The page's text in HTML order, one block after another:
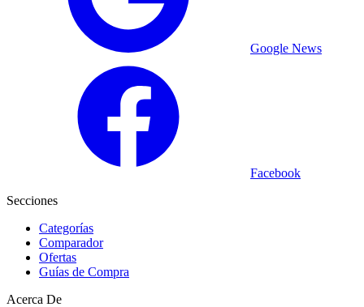
Google News
Facebook
Secciones
Categorías
Comparador
Ofertas
Guías de Compra
Acerca De